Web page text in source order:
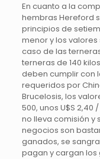
En cuanto a la
hembras Hereford
principios de
menor y los
caso de las
terneras de 140
deben cumplir con
requeridos por
Brucelosis, los
500, unos U$S 2,40
no lleva comisión y
negocios son
ganados, se
pagan y cargan los